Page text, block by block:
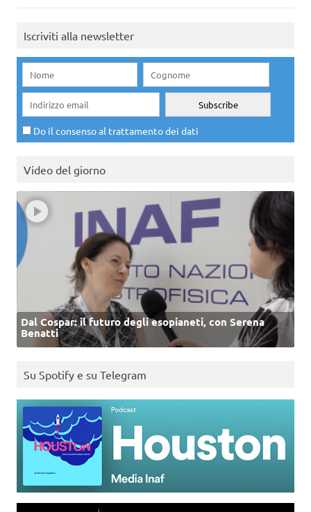
Iscriviti alla newsletter
Do il consenso al trattamento dei dati
Video del giorno
Dal Cospar: il futuro degli esopianeti, con Serena
Benatti
Su Spotify e su Telegram